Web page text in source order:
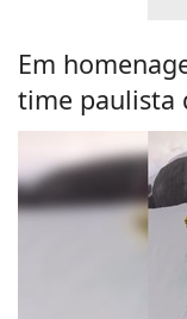
Em
time paulista